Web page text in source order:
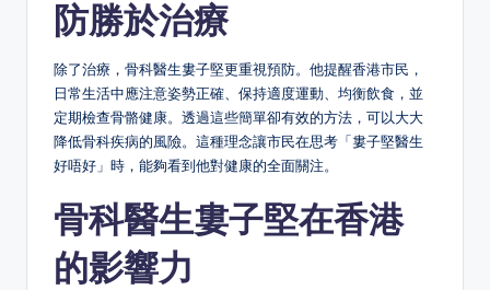
防勝於治療
除了治療，骨科醫生婁子堅更重視預防。他提醒香港市民，
日常生活中應注意姿勢正確、保持適度運動、均衡飲食，並
定期檢查骨骼健康。透過這些簡單卻有效的方法，可以大大
降低骨科疾病的風險。這種理念讓市民在思考「婁子堅醫生
好唔好」時，能夠看到他對健康的全面關注。
骨科醫生婁子堅在香港
的影響力